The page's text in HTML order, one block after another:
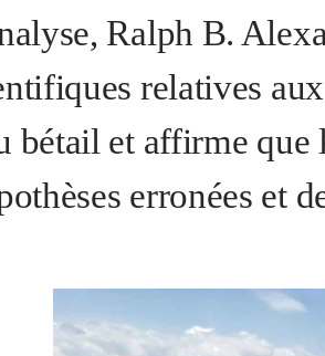
Ralph B.
relatives
bétail et affirme que
erronées et